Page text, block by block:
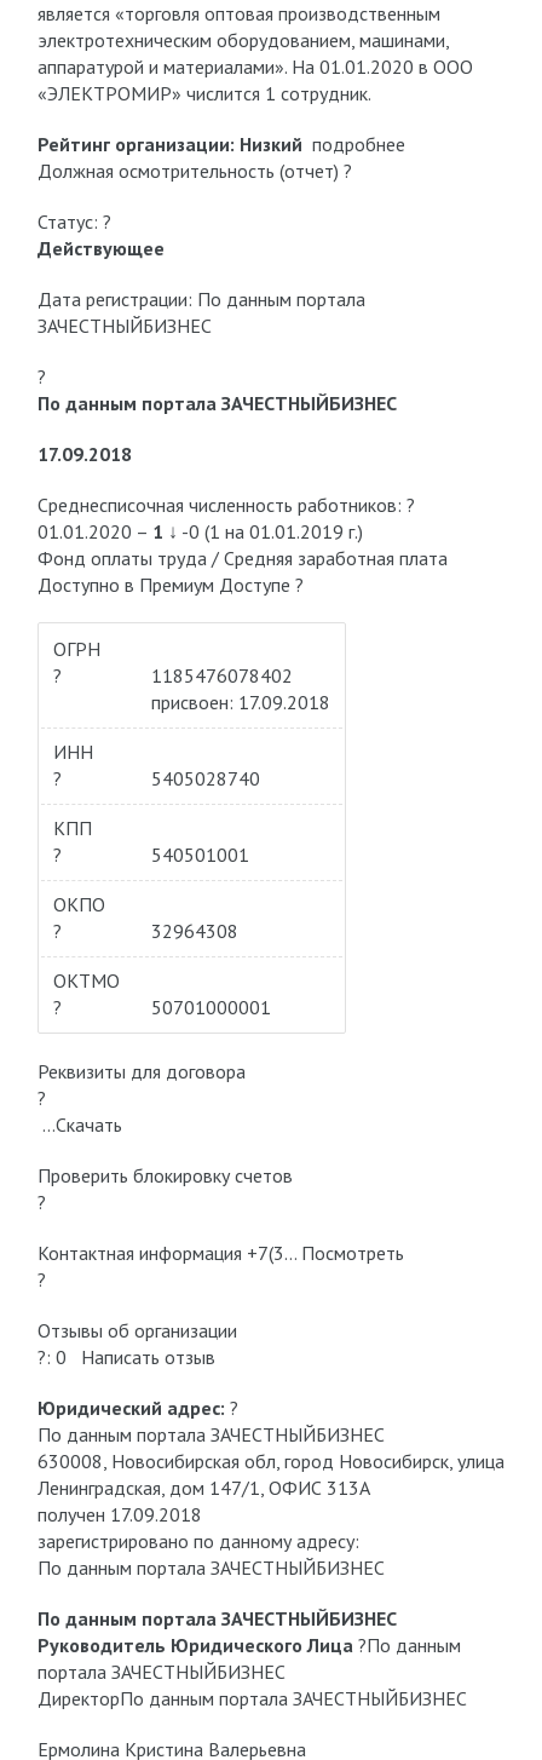
является «торговля оптовая производственным
электротехническим оборудованием, машинами,
аппаратурой и материалами». На 01.01.2020 в ООО
«ЭЛЕКТРОМИР» числится 1 сотрудник.
Рейтинг организации: Низкий подробнее
Должная осмотрительность (отчет) ?
Статус: ?
Действующее
Дата регистрации: По данным портала
ЗАЧЕСТНЫЙБИЗНЕС
?
По данным портала ЗАЧЕСТНЫЙБИЗНЕС
17.09.2018
Среднесписочная численность работников: ?
01.01.2020 – 1 ↓ -0 (1 на 01.01.2019 г.)
Фонд оплаты труда / Средняя заработная плата
Доступно в Премиум Доступе ?
ОГРН
?
1185476078402
присвоен: 17.09.2018
ИНН
?
5405028740
КПП
?
540501001
ОКПО
?
32964308
ОКТМО
?
50701000001
Реквизиты для договора
?
…Скачать
Проверить блокировку cчетов
?
Контактная информация +7(3… Посмотреть
?
Отзывы об организации
?: 0 Написать отзыв
Юридический адрес: ?
По данным портала ЗАЧЕСТНЫЙБИЗНЕС
630008, Новосибирская обл, город Новосибирск, улица
Ленинградская, дом 147/1, ОФИС 313А
получен 17.09.2018
зарегистрировано по данному адресу:
По данным портала ЗАЧЕСТНЫЙБИЗНЕС
По данным портала ЗАЧЕСТНЫЙБИЗНЕС
Руководитель Юридического Лица?По данным
портала ЗАЧЕСТНЫЙБИЗНЕС
ДиректорПо данным портала ЗАЧЕСТНЫЙБИЗНЕС
Ермолина Кристина Валерьевна